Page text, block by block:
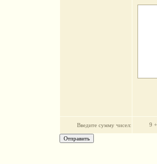
Введите cумму чисел: 9